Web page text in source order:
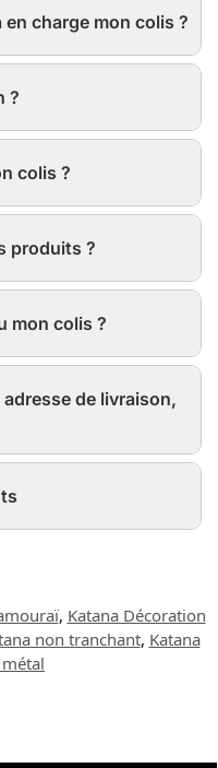
charge mon colis ?
?
colis ?
produits ?
mon colis ?
de livraison,
, Katana Décoration
non tranchant, Katana